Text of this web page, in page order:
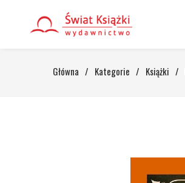
Główna / Kategorie / Książki /